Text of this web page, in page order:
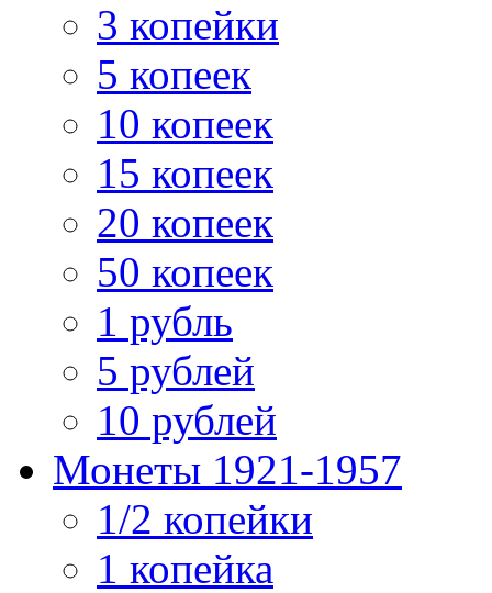
3 копейки
5 копеек
10 копеек
15 копеек
20 копеек
50 копеек
1 рубль
5 рублей
10 рублей
Монеты 1921-1957
1/2 копейки
1 копейка